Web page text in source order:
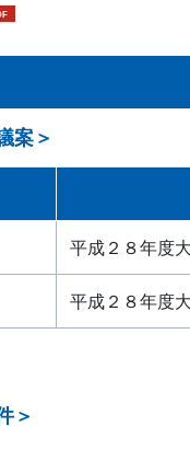
案＞
平成２８年度
平成２８年度
＞